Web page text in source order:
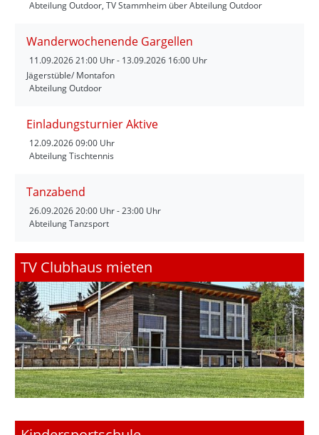
Abteilung Outdoor, TV Stammheim über Abteilung Outdoor
Wanderwochenende Gargellen
11.09.202621:00 Uhr - 13.09.2026 16:00 Uhr
Jägerstüble/ Montafon
Abteilung Outdoor
Einladungsturnier Aktive
12.09.202609:00 Uhr
Abteilung Tischtennis
Tanzabend
26.09.202620:00 Uhr - 23:00 Uhr
Abteilung Tanzsport
TV Clubhaus mieten